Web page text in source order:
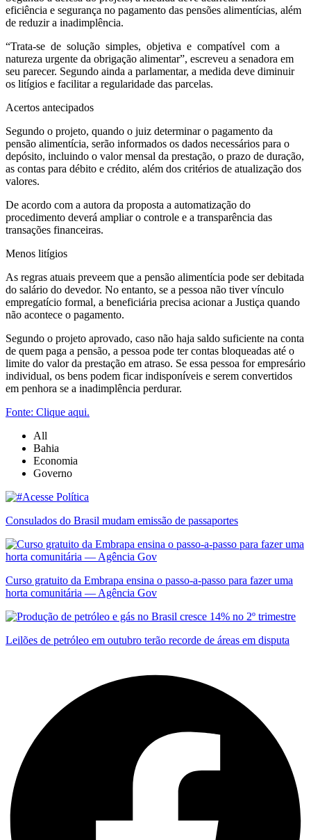
eficiência e segurança no pagamento das pensões alimentícias, além
de reduzir a inadimplência.
“Trata-se de solução simples, objetiva e compatível com a
natureza urgente da obrigação alimentar”, escreveu a senadora em
seu parecer. Segundo ainda a parlamentar, a medida deve diminuir
os litígios e facilitar a regularidade das parcelas.
Acertos antecipados
Segundo o projeto, quando o juiz determinar o pagamento da
pensão alimentícia, serão informados os dados necessários para o
depósito, incluindo o valor mensal da prestação, o prazo de duração,
as contas para débito e crédito, além dos critérios de atualização dos
valores.
De acordo com a autora da proposta a automatização do
procedimento deverá ampliar o controle e a transparência das
transações financeiras.
Menos litígios
As regras atuais preveem que a pensão alimentícia pode ser debitada
do salário do devedor. No entanto, se a pessoa não tiver vínculo
empregatício formal, a beneficiária precisa acionar a Justiça quando
não acontece o pagamento.
Segundo o projeto aprovado, caso não haja saldo suficiente na conta
de quem paga a pensão, a pessoa pode ter contas bloqueadas até o
limite do valor da prestação em atraso. Se essa pessoa for empresário
individual, os bens podem ficar indisponíveis e serem convertidos
em penhora se a inadimplência perdurar.
Fonte: Clique aqui.
All
Bahia
Economia
Governo
Consulados do Brasil mudam emissão de passaportes
Curso gratuito da Embrapa ensina o passo-a-passo para fazer uma
horta comunitária — Agência Gov
Leilões de petróleo em outubro terão recorde de áreas em disputa